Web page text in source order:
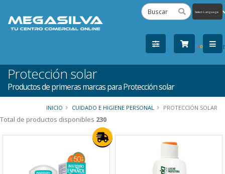
by
Protección solar
Productos de primeras marcas para Protección solar
INICIO CUIDADO E HIGIENE PERSONAL PROTECCIÓN SOLAR
Total de productos disponibles 230